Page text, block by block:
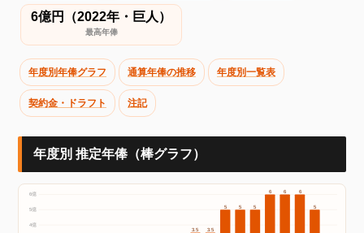
6億円（2022年・巨人）
最高年俸
年度別年俸グラフ 通算年俸の推移 年度別一覧表
契約金・ドラフト 注記
年度別 推定年俸（棒グラフ）
4億
5億
6億
3.5 3.5
5 5 5
6 6 6
5